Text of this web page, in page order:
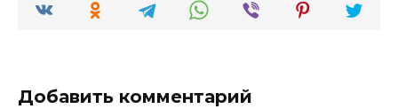
Добавить комментарий